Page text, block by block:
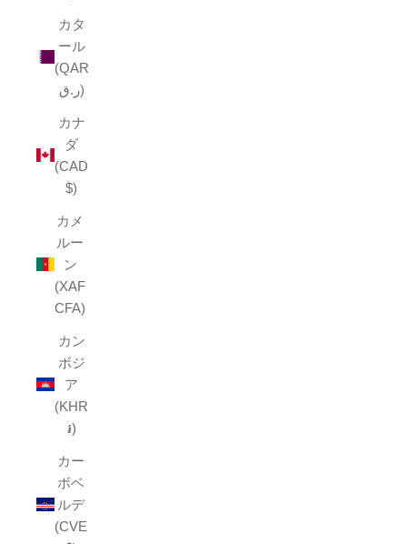
カタ
ール
(QAR
ر.ق)
カナ
ダ
(CAD
$)
カメ
ルー
ン
(XAF
CFA)
カン
ボジ
ア
(KHR
៛)
カー
ボベ
ルデ
(CVE